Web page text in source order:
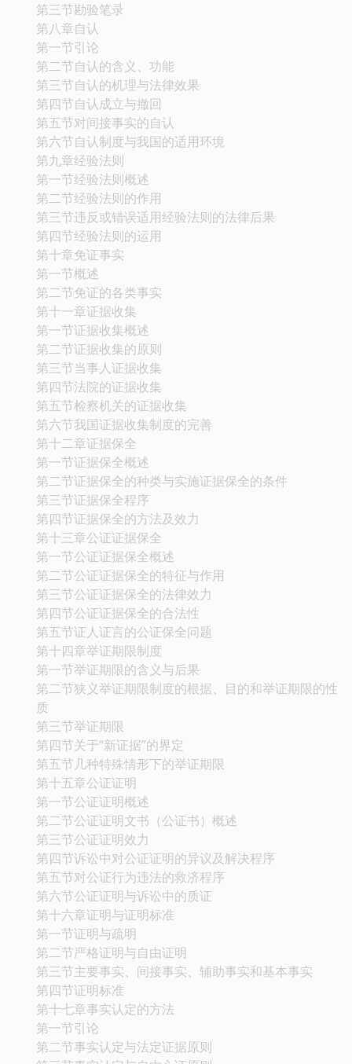
第三节勘验笔录
第八章自认
第一节引论
第二节自认的含义、功能
第三节自认的机理与法律效果
第四节自认成立与撤回
第五节对间接事实的自认
第六节自认制度与我国的适用环境
第九章经验法则
第一节经验法则概述
第二节经验法则的作用
第三节违反或错误适用经验法则的法律后果
第四节经验法则的运用
第十章免证事实
第一节概述
第二节免证的各类事实
第十一章证据收集
第一节证据收集概述
第二节证据收集的原则
第三节当事人证据收集
第四节法院的证据收集
第五节检察机关的证据收集
第六节我国证据收集制度的完善
第十二章证据保全
第一节证据保全概述
第二节证据保全的种类与实施证据保全的条件
第三节证据保全程序
第四节证据保全的方法及效力
第十三章公证证据保全
第一节公证证据保全概述
第二节公证证据保全的特征与作用
第三节公证证据保全的法律效力
第四节公证证据保全的合法性
第五节证人证言的公证保全问题
第十四章举证期限制度
第一节举证期限的含义与后果
第二节狭义举证期限制度的根据、目的和举证期限的性
质
第三节举证期限
第四节关于“新证据”的界定
第五节几种特殊情形下的举证期限
第十五章公证证明
第一节公证证明概述
第二节公证证明文书（公证书）概述
第三节公证证明效力
第四节诉讼中对公证证明的异议及解决程序
第五节对公证行为违法的救济程序
第六节公证证明与诉讼中的质证
第十六章证明与证明标准
第一节证明与疏明
第二节严格证明与自由证明
第三节主要事实、间接事实、辅助事实和基本事实
第四节证明标准
第十七章事实认定的方法
第一节引论
第二节事实认定与法定证据原则